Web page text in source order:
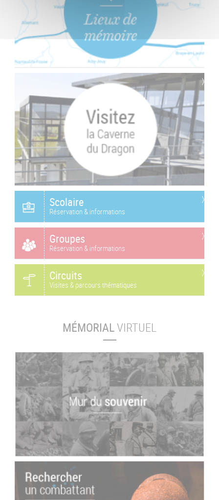
Scolaire
Réservation & informations
Groupes
Réservation & informations
Circuits
Visites & parcours thématiques
MÉMORIALVIRTUEL